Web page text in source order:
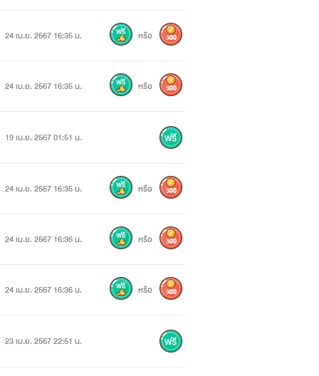
24 เม.ย. 2567 16:35 น. หรือ 300
24 เม.ย. 2567 16:35 น. หรือ 300
19 เม.ย. 2567 01:51 น.
24 เม.ย. 2567 16:35 น. หรือ 300
24 เม.ย. 2567 16:36 น. หรือ 300
24 เม.ย. 2567 16:36 น. หรือ 300
23 เม.ย. 2567 22:51 น.